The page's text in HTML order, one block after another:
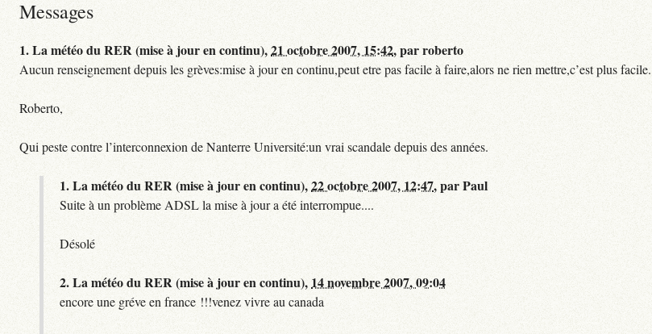
Messages
1.La météo du RER (mise à jour en continu),21 octobre 2007, 15:42,parroberto
Aucun renseignement depuis les grèves:mise à jour en continu,peut etre pas facile à faire,alors ne rien mettre,c’est plus
Roberto,
Qui peste contre l’interconnexion de Nanterre Université:un vrai scandale depuis des années.
1.La météo du RER (mise à jour en continu),22 octobre 2007, 12:47,parPaul
Suite à un problème ADSL la mise à jour a été interrompue....
Désolé
2.La météo du RER (mise à jour en continu), 14 novembre 2007, 09:04
encore une gréve en france !!!venez vivre au canada